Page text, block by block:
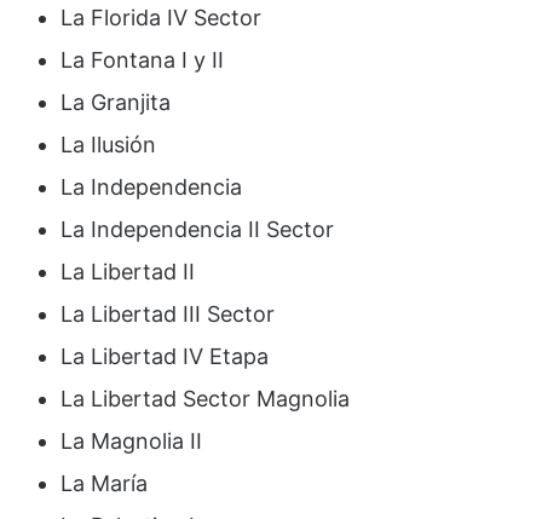
La Florida IV Sector
La Fontana I y II
La Granjita
La Ilusión
La Independencia
La Independencia II Sector
La Libertad II
La Libertad III Sector
La Libertad IV Etapa
La Libertad Sector Magnolia
La Magnolia II
La María